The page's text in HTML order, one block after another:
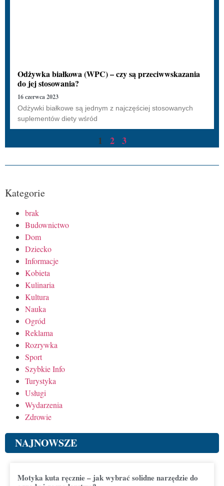
Odżywka białkowa (WPC) – czy są przeciwwskazania
do jej stosowania?
16 czerwca 2023
Odżywki białkowe są jednym z najczęściej stosowanych
suplementów diety wśród
1 2 3
Kategorie
brak
Budownictwo
Dom
Dziecko
Informacje
Kobieta
Kulinaria
Kultura
Nauka
Ogród
Reklama
Rozrywka
Sport
Szybkie Info
Turystyka
Usługi
Wydarzenia
Zdrowie
NAJNOWSZE
Motyka kuta ręcznie – jak wybrać solidne narzędzie do